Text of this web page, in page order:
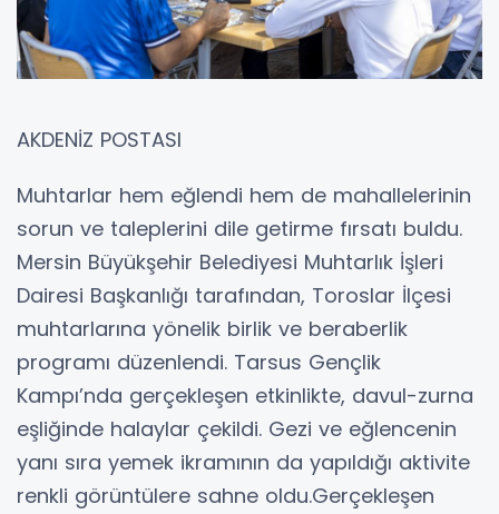
AKDENİZ POSTASI
Muhtarlar hem eğlendi hem de mahallelerinin
sorun ve taleplerini dile getirme fırsatı buldu.
Mersin Büyükşehir Belediyesi Muhtarlık İşleri
Dairesi Başkanlığı tarafından, Toroslar İlçesi
muhtarlarına yönelik birlik ve beraberlik
programı düzenlendi. Tarsus Gençlik
Kampı’nda gerçekleşen etkinlikte, davul-zurna
eşliğinde halaylar çekildi. Gezi ve eğlencenin
yanı sıra yemek ikramının da yapıldığı aktivite
renkli görüntülere sahne oldu.Gerçekleşen